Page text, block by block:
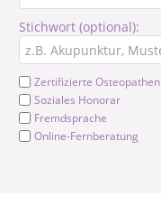
Stichwort (optional):
Zertifizierte Osteopathen
Soziales Honorar
Fremdsprache
Online-Fernberatung